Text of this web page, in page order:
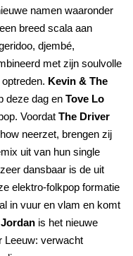
namen waaronder
breed scala aan
djembé,
met zijn soulvolle
Kevin & The
deze dag en Tove Lo
Voordat The Driver
neerzet, brengen zij
uit van hun single
dansbaar is de uit
elektro-folkpop formatie
in vuur en vlam en komt
is het nieuwe
Leeuw: verwacht